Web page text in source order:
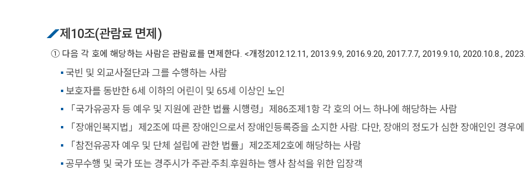
제10조(관람료 면제)
① 다음 각 호에 해당하는 사람은 관람료를 면제한다. <개정2012.12.11, 2013.9.9, 2016.9.20, 2017.7.7, 2019.9.10, 2020.10.8.,
국빈 및 외교사절단과 그를 수행하는 사람
보호자를 동반한 6세 이하의 어린이 및 65세 이상인 노인
「국가유공자 등 예우 및 지원에 관한 법률 시행령」제86조제1항 각 호의 어느 하나에 해당하는 사람
「장애인복지법」제2조에 따른 장애인으로서 장애인등록증을 소지한 사람. 다만, 장애의 정도가 심한 장애인인 경우
「참전유공자 예우 및 단체 설립에 관한 법률」제2조제2호에 해당하는 사람
공무수행 및 국가 또는 경주시가 주관.주최.후원하는 행사 참석을 위한 입장객